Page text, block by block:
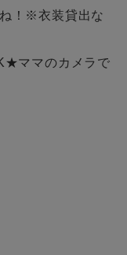
！※衣装貸出な
ママのカメラで